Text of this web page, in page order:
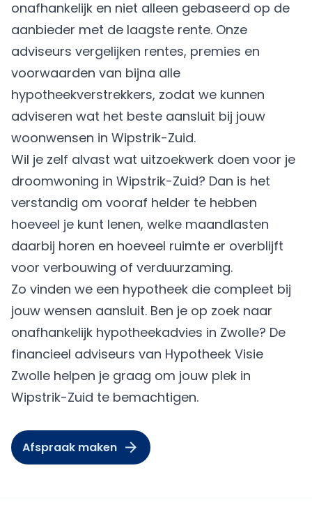
onafhankelijk en niet alleen gebaseerd op de
aanbieder met de laagste rente. Onze
adviseurs vergelijken rentes, premies en
voorwaarden van bijna alle
hypotheekverstrekkers, zodat we kunnen
adviseren wat het beste aansluit bij jouw
woonwensen in Wipstrik-Zuid.
Wil je zelf alvast wat uitzoekwerk doen voor je
droomwoning in Wipstrik-Zuid? Dan is het
verstandig om vooraf helder te hebben
hoeveel je kunt lenen, welke maandlasten
daarbij horen en hoeveel ruimte er overblijft
voor verbouwing of verduurzaming.
Zo vinden we een hypotheek die compleet bij
jouw wensen aansluit. Ben je op zoek naar
onafhankelijk hypotheekadvies in Zwolle? De
financieel adviseurs van Hypotheek Visie
Zwolle helpen je graag om jouw plek in
Wipstrik-Zuid te bemachtigen.
Afspraak maken